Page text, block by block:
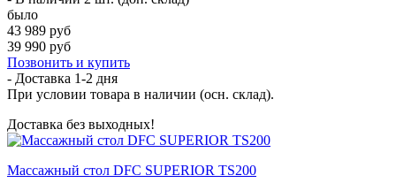
было
43 989 руб
39 990 руб
Позвонить и купить
- Доставка 1-2 дня
При условии товара в наличии (осн. склад).
Доставка без выходных!
Массажный стол DFC SUPERIOR TS200